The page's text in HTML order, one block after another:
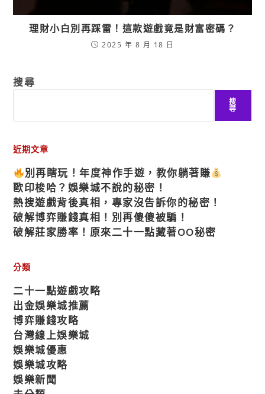
理財小白別再踩雷！這款遊戲竟是財富密碼？
2025 年 8 月 18 日
搜尋
搜
尋
近期文章
別再瞎玩！年度神作手遊，教你躺著賺
歐印梭哈？娛樂城不說的秘密！
熱搜遊戲背後真相，專家沒告訴你的秘密！
破解博弈賺錢真相！別再傻傻被騙！
破解莊家勝率！原來二十一點藏著OO秘密
分類
二十一點遊戲攻略
出金娛樂城推薦
博弈賺錢攻略
台灣線上娛樂城
娛樂城優惠
娛樂城攻略
娛樂新聞